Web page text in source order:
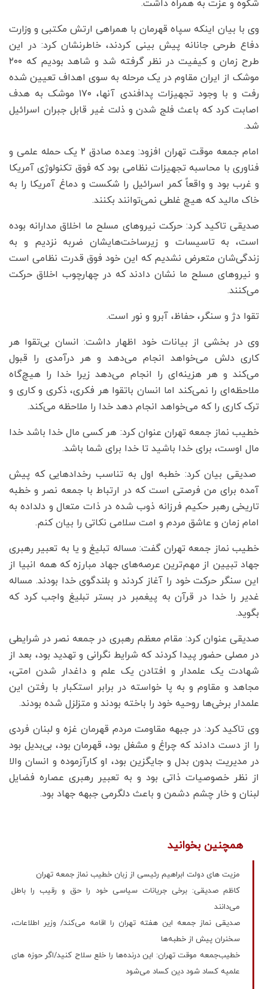
شکوه و عزت به همراه داشت.
وی با بیان اینکه سپاه قهرمان با همراهی ارتش مکتبی و وزارت
دفاع طرحی جانانه پیش بینی کردند، خاطرنشان کرد: در این
طرح زمان و کیفیت در نظر گرفته شد و شاهد بودیم که ۲۰۰
موشک از ایران مقاوم در یک مرحله به سوی اهداف تعیین شده
رفت و با وجود تجهیزات پدافندی آنها، ۱۷۰ موشک به هدف
اصابت کرد که باعث فلج شدن و ذلت غیر قابل جبران اسرائیل
شد.
امام جمعه موقت تهران افزود: وعده صادق ۲ یک حمله علمی و
فناوری با محاسبه تجهیزات نظامی بود که فوق تکنولوژی آمریکا
و غرب بود و واقعاً کمر اسرائیل را شکست و دماغ آمریکا را به
خاک مالید که هیچ غلطی نمی‌توانند بکنند.
صدیقی تاکید کرد: حرکت نیروهای مسلح ما اخلاق مدارانه بوده
است، به تاسیسات و زیرساخت‌هایشان ضربه نزدیم و به
زندگی‌شان متعرض نشدیم که این خود فوق قدرت نظامی است
و نیروهای مسلح ما نشان دادند که در چهارچوب اخلاق حرکت
می‌کنند.
تقوا دژ و سنگر، حفاظ، آبرو و نور است.
وی در بخشی از بیانات خود اظهار داشت: انسان بی‌تقوا هر
کاری دلش می‌خواهد انجام می‌دهد و هر درآمدی را قبول
می‌کند و هر هزینه‌ای را انجام می‌دهد زیرا خدا را هیچ‌گاه
ملاحظه‌ای را نمی‌کند اما انسان باتقوا هر فکری، ذکری و کاری و
ترک کاری را که می‌خواهد انجام دهد خدا را ملاحظه می‌کند.
خطیب نماز جمعه تهران عنوان کرد: هر کسی مال خدا باشد خدا
مال اوست، برای خدا باشید تا خدا برای شما باشد.
صدیقی بیان کرد: خطبه اول به تناسب رخدادهایی که پیش
آمده برای من فرصتی است که در ارتباط با جمعه نصر و خطبه
تاریخی رهبر حکیم فرزانه ذوب شده در ذات متعال و دلداده به
امام زمان و عاشق مردم و امت سلامی نکاتی را بیان کنم.
خطیب نماز جمعه تهران گفت: مساله تبلیغ و یا به تعبیر رهبری
جهاد تبیین از مهم‌ترین عرصه‌های جهاد مبارزه که همه انبیا از
این سنگر حرکت خود را آغاز کردند و بلندگوی خدا بودند. مساله
غدیر را خدا در قرآن به پیغمبر در بستر تبلیغ واجب کرد که
بگوید.
صدیقی عنوان کرد: مقام معظم رهبری در جمعه نصر در شرایطی
در مصلی حضور پیدا کردند که شرایط نگرانی و تهدید بود، بعد از
شهادت یک علمدار و افتادن یک علم و داغدار شدن امتی،
مجاهد و مقاوم و به پا خواسته در برابر استکبار با رفتن این
علمدار برخی‌ها روحیه خود را باخته بودند و متزلزل شده بودند.
وی تاکید کرد: در جبهه مقاومت مردم قهرمان غزه و لبنان فردی
را از دست دادند که چراغ و مشغل بود، قهرمان بود، بی‌بدیل بود
در مدیریت بدون بدل و جایگزین بود، او کارآزموده و انسان والا
از نظر خصوصیات ذاتی بود و به تعبیر رهبری عصاره فضایل
لبنان و خار چشم دشمن و باعث دلگرمی جبهه جهاد بود.
همچنین بخوانید
مزیت های دولت ابراهیم رئیسی از زبان خطیب نماز جمعه تهران
کاظم صدیقی: برخی جریانات سیاسی خود را حق و رقیب را باطل
می‌دانند
صدیقی نماز جمعه این هفته تهران را اقامه می‌کند/ وزیر اطلاعات،
سخنران پیش از خطبه‌ها
خطیب‌جمعه موقت تهران: این درنده‌ها را خلع سلاح کنید/اگر حوزه های
علمیه کساد شود دین کساد می‌شود